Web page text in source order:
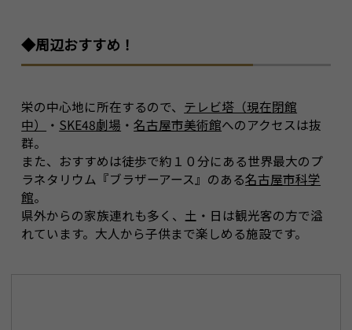
◆周辺おすすめ！
栄の中心地に所在するので、 テレビ塔（現在閉館
中）
・ SKE48劇場 ・名古屋市美術館へのアクセスは抜
群。
また、おすすめは徒歩で約１０分にある世界最大のプ
ラネタリウム『ブラザーアース』のある名古屋市科学
館。
県外からの家族連れも多く、土・日は観光客の方で溢
れています。大人から子供まで楽しめる施設です。